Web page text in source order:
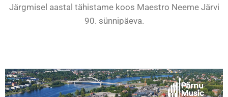
Järgmisel aastal tähistame koos Maestro Neeme Järvi
90. sünnipäeva.